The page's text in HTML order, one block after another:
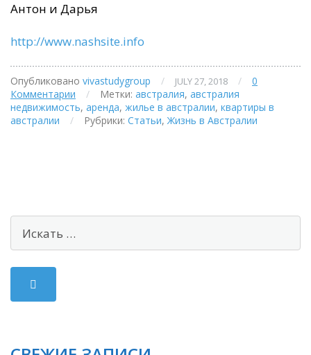
Антон и Дарья
http://www.nashsite.info
Опубликовано vivastudygroup / JULY 27, 2018 /
0
Комментарии
/ Метки: австралия, австралия
недвижимость, аренда, жилье в австралии, квартиры в
австралии
/ Рубрики: Статьи, Жизнь в Австралии